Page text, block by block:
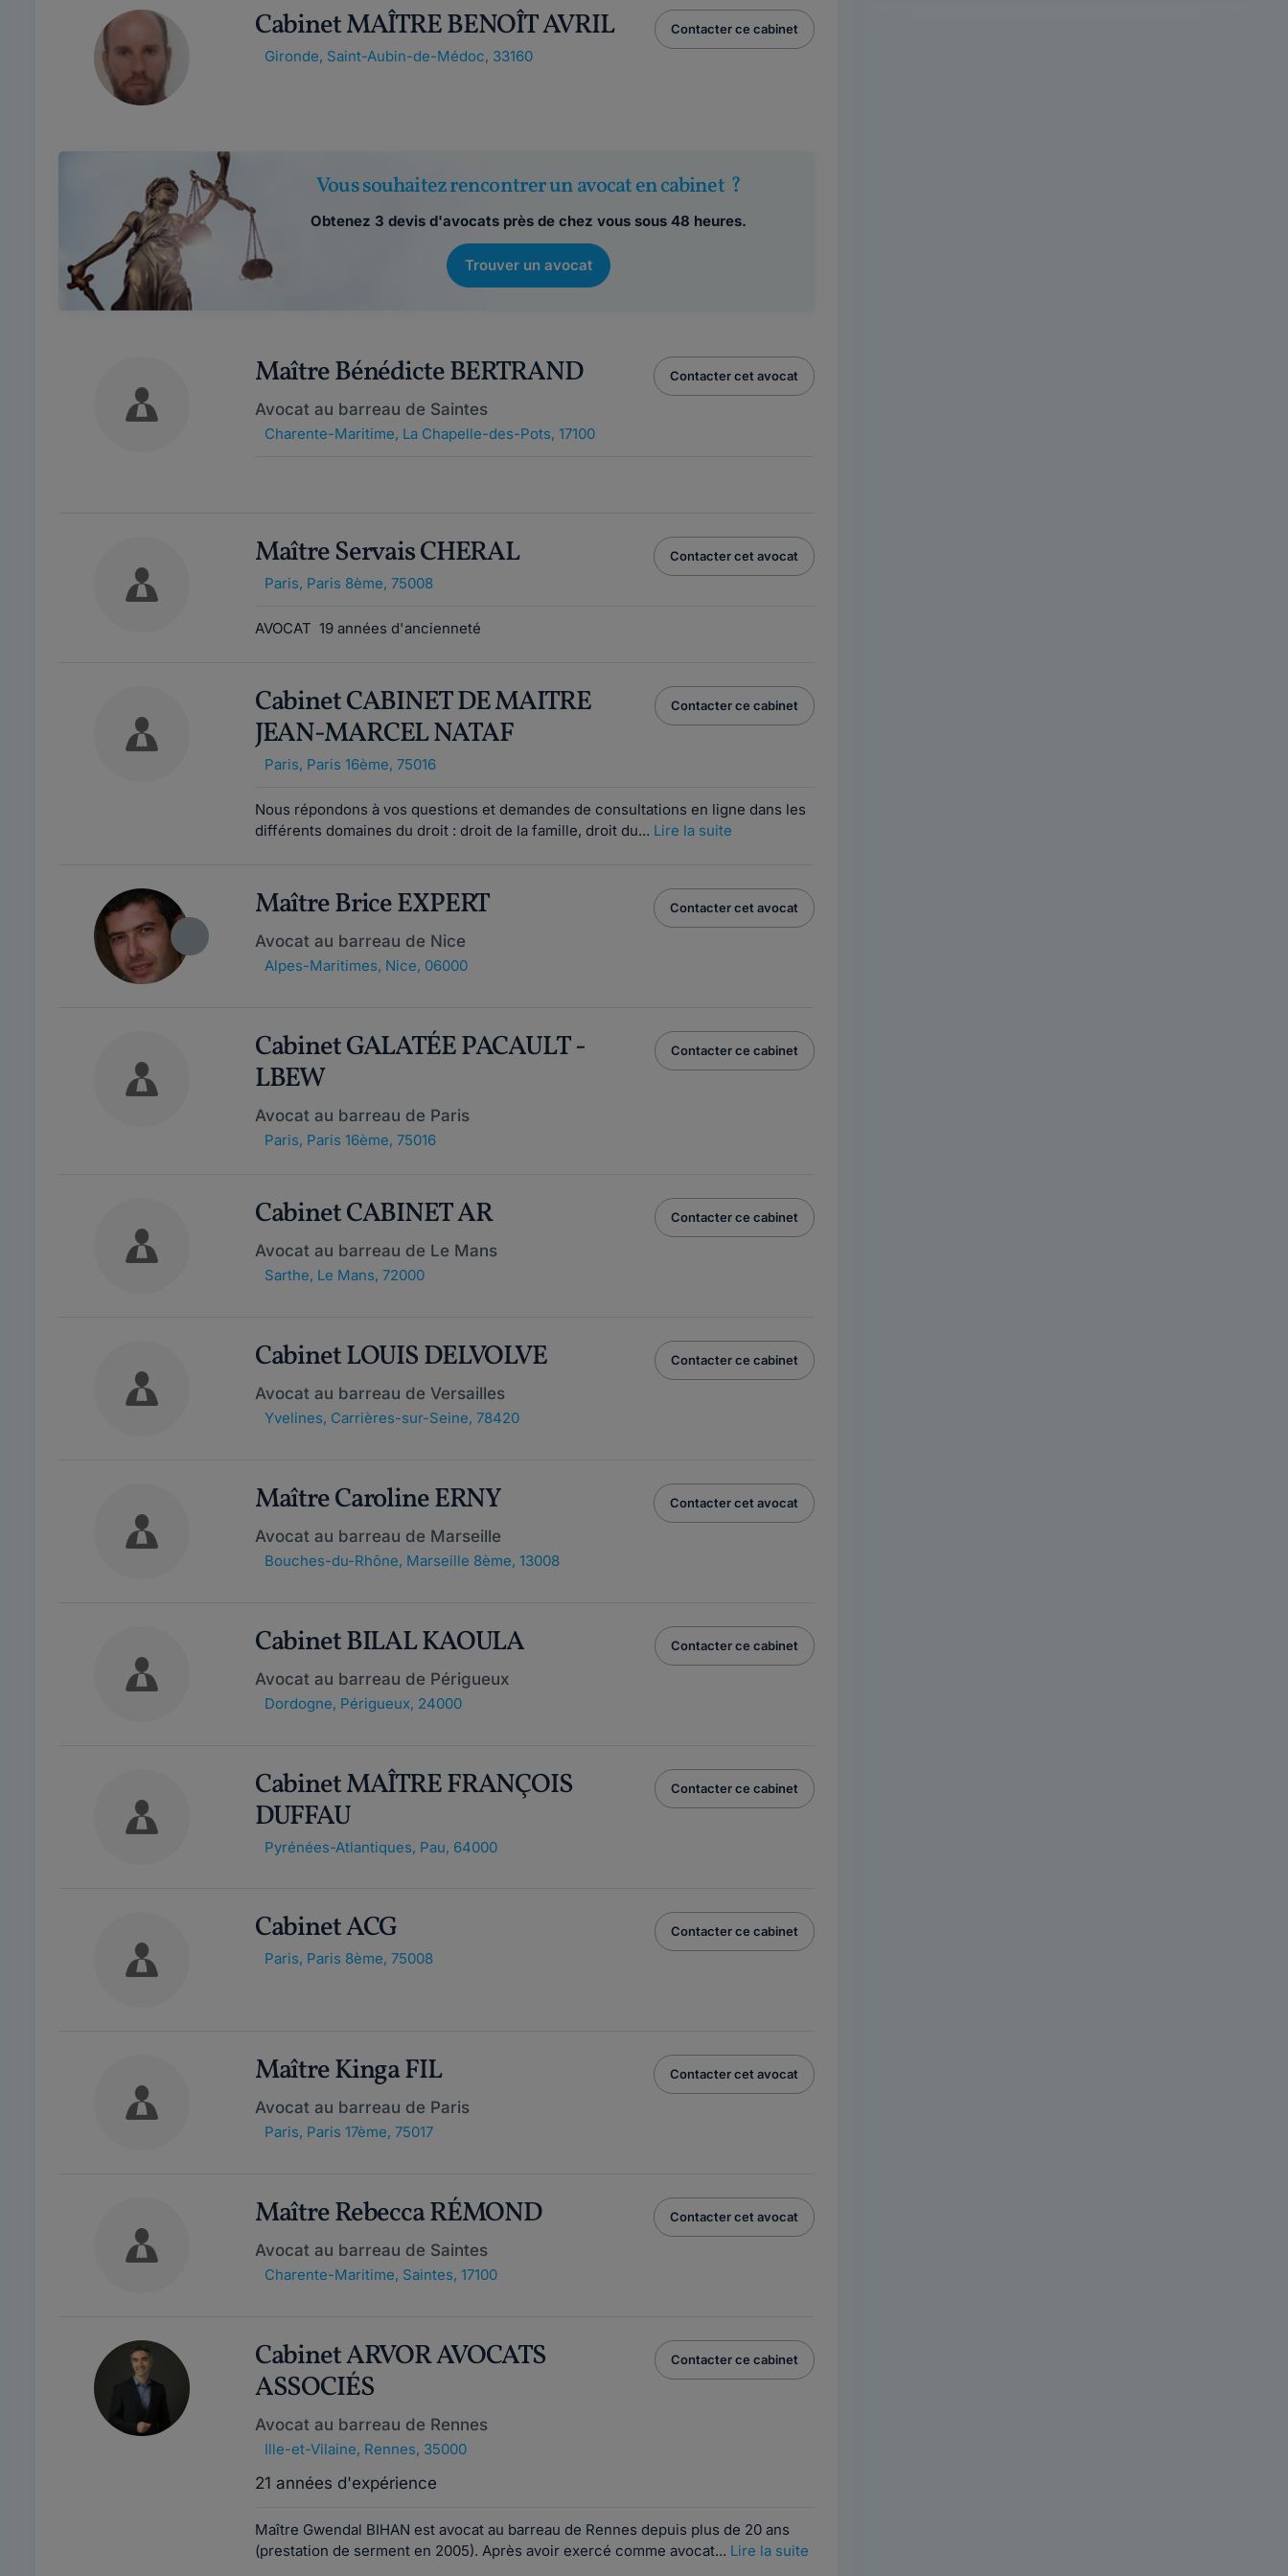
Cabinet MAÎTRE BENOÎT AVRIL
Gironde, Saint-Aubin-de-Médoc, 33160
Contacter ce cabinet
Vous souhaitez rencontrer un avocat en cabinet ?
Obtenez 3 devis d'avocats près de chez vous sous 48 heures.
Trouver un avocat
Maître Bénédicte BERTRAND
Avocat au barreau de Saintes
Charente-Maritime, La Chapelle-des-Pots, 17100
Contacter cet avocat
Maître Servais CHERAL
Paris, Paris 8ème, 75008
Contacter cet avocat
AVOCAT 19 années d'ancienneté
Cabinet CABINET DE MAITRE
JEAN-MARCEL NATAF
Paris, Paris 16ème, 75016
Contacter ce cabinet
Nous répondons à vos questions et demandes de consultations en ligne dans les
différents domaines du droit : droit de la famille, droit du... Lire la suite
Maître Brice EXPERT
Avocat au barreau de Nice
Alpes-Maritimes, Nice, 06000
Contacter cet avocat
Cabinet GALATÉE PACAULT -
LBEW
Avocat au barreau de Paris
Paris, Paris 16ème, 75016
Contacter ce cabinet
Cabinet CABINET AR
Avocat au barreau de Le Mans
Sarthe, Le Mans, 72000
Contacter ce cabinet
Cabinet LOUIS DELVOLVE
Avocat au barreau de Versailles
Yvelines, Carrières-sur-Seine, 78420
Contacter ce cabinet
Maître Caroline ERNY
Avocat au barreau de Marseille
Bouches-du-Rhône, Marseille 8ème, 13008
Contacter cet avocat
Cabinet BILAL KAOULA
Avocat au barreau de Périgueux
Dordogne, Périgueux, 24000
Contacter ce cabinet
Cabinet MAÎTRE FRANÇOIS
DUFFAU
Pyrénées-Atlantiques, Pau, 64000
Contacter ce cabinet
Cabinet ACG
Paris, Paris 8ème, 75008
Contacter ce cabinet
Maître Kinga FIL
Avocat au barreau de Paris
Paris, Paris 17ème, 75017
Contacter cet avocat
Maître Rebecca RÉMOND
Avocat au barreau de Saintes
Charente-Maritime, Saintes, 17100
Contacter cet avocat
Cabinet ARVOR AVOCATS
ASSOCIÉS
Avocat au barreau de Rennes
Ille-et-Vilaine, Rennes, 35000
21 années d'expérience
Contacter ce cabinet
Maître Gwendal BIHAN est avocat au barreau de Rennes depuis plus de 20 ans
(prestation de serment en 2005). Après avoir exercé comme avocat... Lire la suite